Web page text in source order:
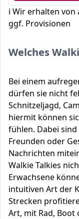
ℹ️ Wir erhalten
ggf. Provisionen
Welches
Bei einem
dürfen sie nicht
Schnitzeljagd,
hiermit können
fühlen. Dabei
Freunden oder
Nachrichten
Walkie Talkies
Erwachsene
intuitiven Art der
Strecken
Art, mit Rad,